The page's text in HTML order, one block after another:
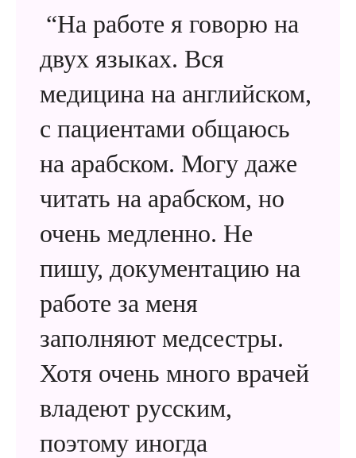
“На работе я говорю на
двух языках. Вся
медицина на английском,
с пациентами общаюсь
на арабском. Могу даже
читать на арабском, но
очень медленно. Не
пишу, документацию на
работе за меня
заполняют медсестры.
Хотя очень много врачей
владеют русским,
поэтому иногда